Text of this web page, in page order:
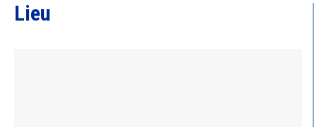
Lieu